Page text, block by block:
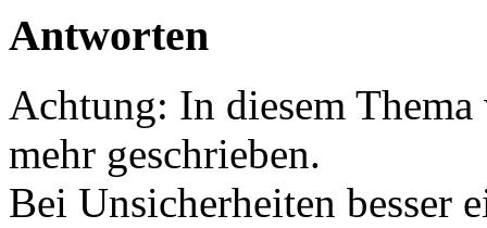
Antworten
Achtung: In diesem
mehr geschrieben.
Bei Unsicherheiten besser